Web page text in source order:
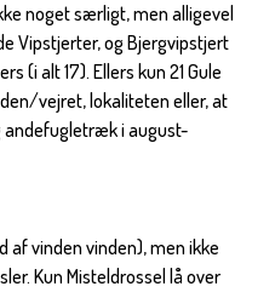
noget særligt, men alligevel
Vipstjerter, og Bjergvipstjert
(i alt 17). Ellers kun 21 Gule
vejret, lokaliteten eller, at
andefugletræk i august-
af vinden vinden), men ikke
Kun Misteldrossel lå over